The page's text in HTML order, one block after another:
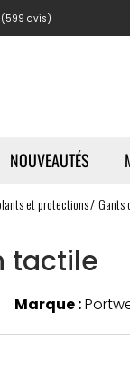
(599 avis)
NOUVEAUTÉS
et protections Gants
tactile
Marque :